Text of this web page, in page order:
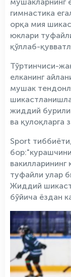
гимнастика
орқа мия
юклари
қўллаб-
Тўртинчиси-
елканинг
мушак
жиддий
ва қулоқларга
Sport
туфайли улар
Жиддий
бўйича ёздан